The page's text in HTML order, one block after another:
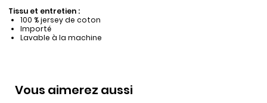
Tissu et entretien :
100 % jersey de coton
Importé
Lavable à la machine
Vous aimerez aussi